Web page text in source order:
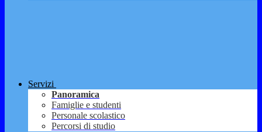
Servizi
Panoramica
Famiglie e studenti
Personale scolastico
Percorsi di studio